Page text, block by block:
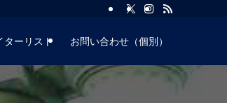
ターリスト お問い合わせ（個別）